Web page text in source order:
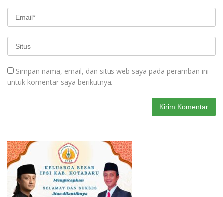
Simpan nama, email, dan situs web saya pada peramban ini
untuk komentar saya berikutnya.